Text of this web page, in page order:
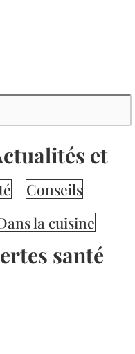
Conseils
la cuisine
et
santé